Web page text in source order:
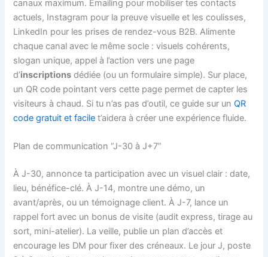
canaux maximum. Emailing pour mobiliser tes contacts
actuels, Instagram pour la preuve visuelle et les coulisses,
LinkedIn pour les prises de rendez-vous B2B. Alimente
chaque canal avec le même socle : visuels cohérents,
slogan unique, appel à l’action vers une page
d’inscriptions dédiée (ou un formulaire simple). Sur place,
un QR code pointant vers cette page permet de capter les
visiteurs à chaud. Si tu n’as pas d’outil, ce guide sur unQR
code gratuit et facile t’aidera à créer une expérience fluide.
Plan de communication “J-30 à J+7”
À J-30, annonce ta participation avec un visuel clair : date,
lieu, bénéfice-clé. À J-14, montre une démo, un
avant/après, ou un témoignage client. À J-7, lance un
rappel fort avec un bonus de visite (audit express, tirage au
sort, mini-atelier). La veille, publie un plan d’accès et
encourage les DM pour fixer des créneaux. Le jour J, poste